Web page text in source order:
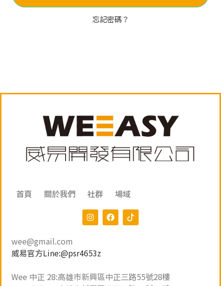
忘記密碼？
首頁 關於我們 社群 場域
wee@gmail.com
威易官方Line:@psr4653z
Wee 中正 28:高雄市新興區中正三路55號28樓